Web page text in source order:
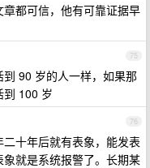
都可信，他有可靠证据早
75
90 岁的人一样，如果那
到 100 岁
76
十年后就有表象，能发表
就是系统报警了。长期某